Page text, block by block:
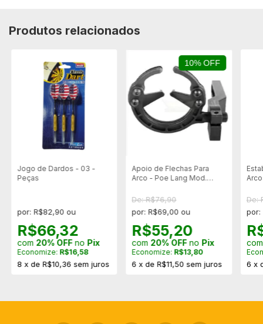
Produtos relacionados
Jogo de Dardos - 03 -
Peças
por: R$82,90 ou
R$66,32
com 20% OFFno Pix
Economize: R$16,58
8 x de R$10,36 sem juros
10% OFF
Apoio de Flechas Para
Arco - Poe Lang Mod.
B10002n
De: R$76,90
por: R$69,00 ou
R$55,20
com 20% OFFno Pix
Economize: R$13,80
6 xdeR$11,50 sem juros
De:
por:
6 x